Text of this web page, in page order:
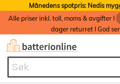
Månedens spotpris: Nedis
Alle priser inkl. toll, moms & avgifter I
dager returret I God